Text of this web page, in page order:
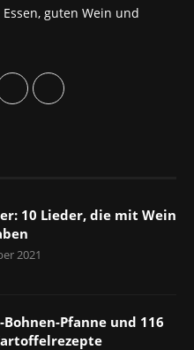
guten Wein und
10 Lieder, die mit Wein
2021
Pfanne und 116